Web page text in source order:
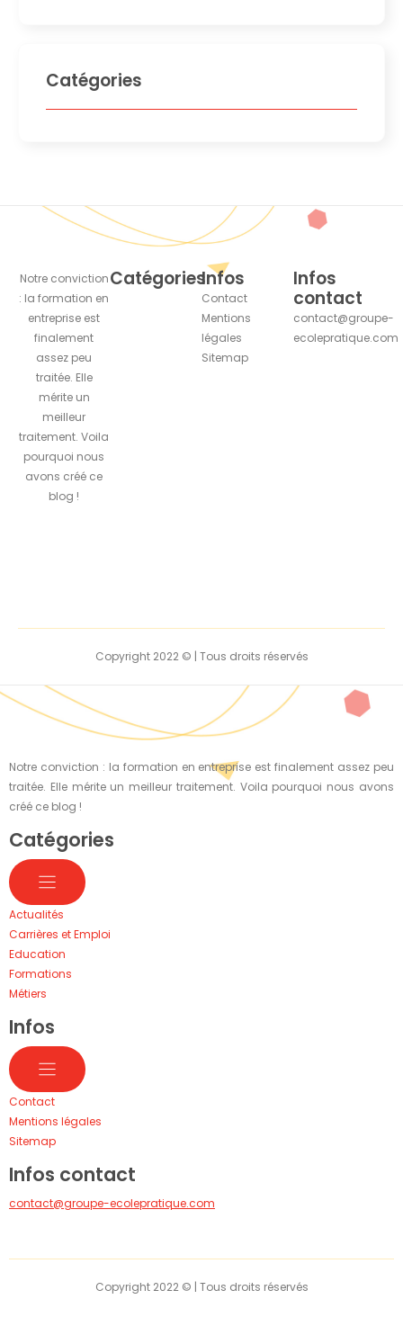
Catégories
Notre conviction
: la formation en
entreprise est
finalement
assez peu
traitée. Elle
mérite un
meilleur
traitement. Voila
pourquoi nous
avons créé ce
blog !
CatégoriesInfos
Contact
Mentions
légales
Sitemap
Infos
contact
contact@groupe-
ecolepratique.com
Copyright 2022 © | Tous droits réservés
Notre conviction : la formation en entreprise est finalement assez peu
traitée. Elle mérite un meilleur traitement. Voila pourquoi nous avons
créé ce blog !
Catégories
Actualités
Carrières et Emploi
Education
Formations
Métiers
Infos
Contact
Mentions légales
Sitemap
Infos contact
contact@groupe-ecolepratique.com
Copyright 2022 © | Tous droits réservés